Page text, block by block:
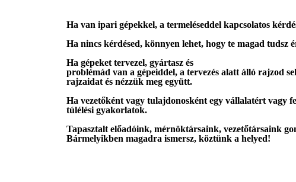
Ha van ipari gépekkel, a termeléseddel kapcsolatos
Ha nincs kérdésed, könnyen lehet, hogy te magad tudsz
Ha gépeket tervezel, gyártasz és
problémád van a gépeiddel, a tervezés alatt álló rajzod
rajzaidat és nézzük meg együtt.
Ha vezetőként vagy tulajdonosként egy vállalatért vagy
túlélési gyakorlatok.
Tapasztalt előadóink, mérnöktársaink, vezetőtársaink
Bármelyikben magadra ismersz, köztünk a helyed!